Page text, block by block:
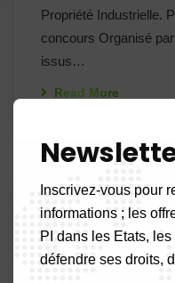
Propriété Industrielle.
concours Organisé
issus…
Read More
14
Mai 26
Inscrivez-vous pour
informations ; les
PI dans les Etats,
défendre ses droits,